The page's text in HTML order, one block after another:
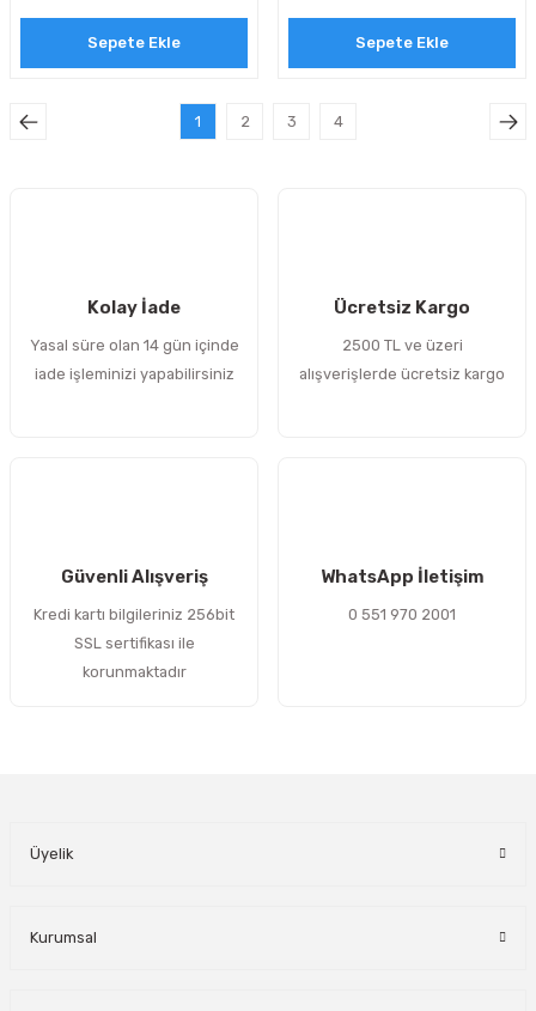
Sepete Ekle Sepete Ekle
1 2 3 4
Kolay İade
Yasal süre olan 14 gün içinde
iade işleminizi yapabilirsiniz
Ücretsiz Kargo
2500 TL ve üzeri
alışverişlerde ücretsiz kargo
Güvenli Alışveriş
Kredi kartı bilgileriniz 256bit
SSL sertifikası ile
korunmaktadır
WhatsApp İletişim
0 551 970 2001
Üyelik
Kurumsal